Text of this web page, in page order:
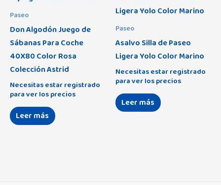
Paseo
Don Algodón Juego de
Sábanas Para Coche
40X80 Color Rosa
Colección Astrid
Necesitas estar registrado
para ver los precios
Leer más
Paseo
Asalvo Silla de Paseo
Ligera Yolo Color Marino
Necesitas estar registrado
para ver los precios
Leer más